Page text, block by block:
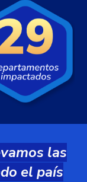
las
el país